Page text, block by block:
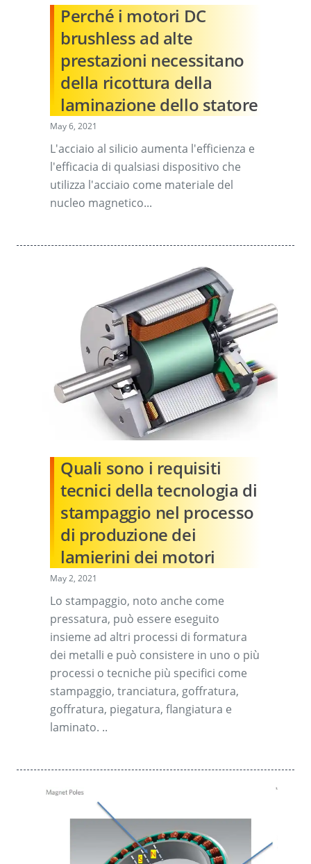
Perché i motori DC
brushless ad alte
prestazioni necessitano
della ricottura della
laminazione dello statore
May 6, 2021
L'acciaio al silicio aumenta l'efficienza e
l'efficacia di qualsiasi dispositivo che
utilizza l'acciaio come materiale del
nucleo magnetico...
Quali sono i requisiti
tecnici della tecnologia di
stampaggio nel processo
di produzione dei
lamierini dei motori
May 2, 2021
Lo stampaggio, noto anche come
pressatura, può essere eseguito
insieme ad altri processi di formatura
dei metalli e può consistere in uno o più
processi o tecniche più specifici come
stampaggio, tranciatura, goffratura,
goffratura, piegatura, flangiatura e
laminato. ..